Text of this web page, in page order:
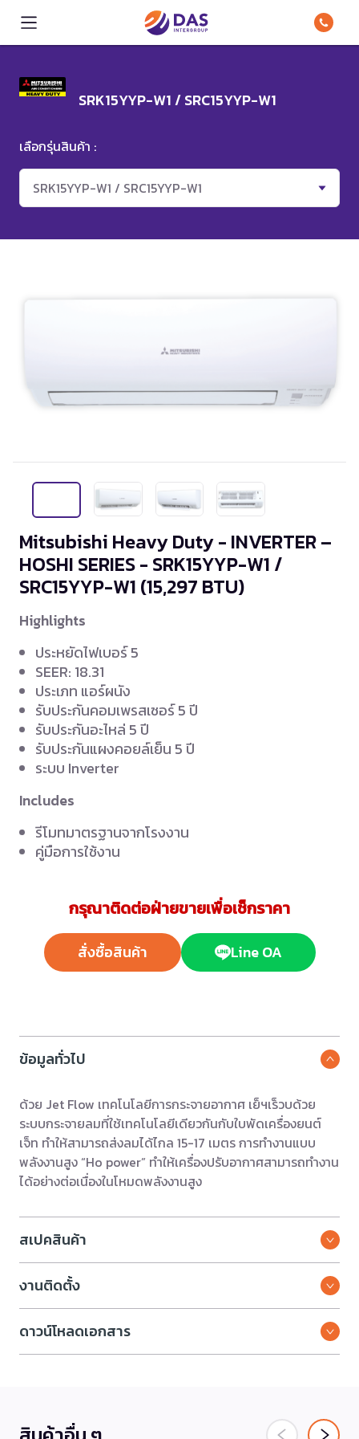
SRK15YYP-W1 / SRC15YYP-W1
เลือกรุ่นสินค้า :
SRK15YYP-W1 / SRC15YYP-W1
Mitsubishi Heavy Duty - INVERTER –
HOSHI SERIES - SRK15YYP-W1 /
SRC15YYP-W1 (15,297 BTU)
Highlights
ประหยัดไฟเบอร์ 5
SEER: 18.31
ประเภท แอร์ผนัง
รับประกันคอมเพรสเซอร์ 5 ปี
รับประกันอะไหล่ 5 ปี
รับประกันแผงคอยล์เย็น 5 ปี
ระบบ Inverter
Includes
รีโมทมาตรฐานจากโรงงาน
คู่มือการใช้งาน
กรุณาติดต่อฝ่ายขายเพื่อเช็กราคา
สั่งซื้อสินค้า Line OA
ข้อมูลทั่วไป
ด้วย Jet Flow เทคโนโลยีการกระจายอากาศ เย็ฯเร็วบด้วย
ระบบกระจายลมที่ใช้เทคโนโลยีเดียวกันกับใบพัดเครื่องยนต์
เจ็ท ทำให้สามารถส่งลมได้ไกล 15-17 เมตร การทำงานแบบ
พลังงานสูง “Ho power” ทำให้เครื่องปรับอากาศสามารถทำงาน
ได้อย่างต่อเนื่องในโหมดพลังงานสูง
สเปคสินค้า
งานติดตั้ง
ดาวน์โหลดเอกสาร